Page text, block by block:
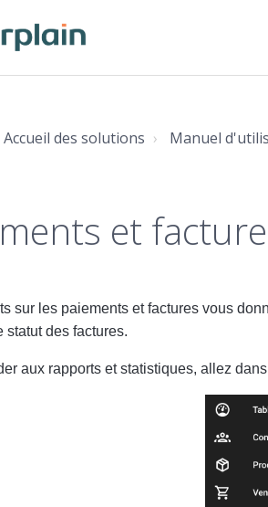
Accueil des solutions Manuel
et
sur les paiements et factures vous
statut des factures.
aux rapports et statistiques, allez